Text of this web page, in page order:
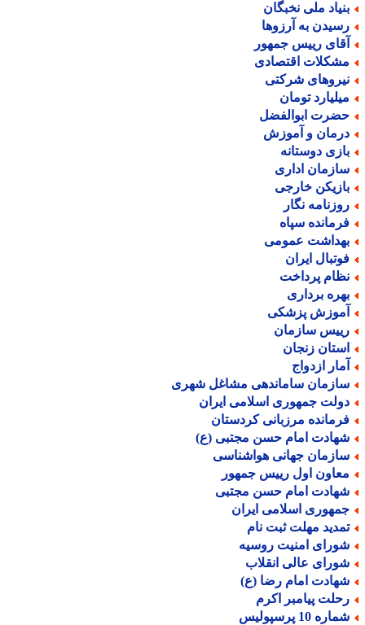
ملی نخبگان
به آرزوها
رییس جمهور
اقتصادی
شرکتی
تومان
ابوالفضل
و آموزش
دوستانه
اداری
خارجی
نگار
سپاه
عمومی
ایران
پرداخت
برداری
پزشکی
سازمان
زنجان
ازدواج
ساماندهی مشاغل شهری
جمهوری اسلامی ایران
مرزبانی کردستان
امام حسن مجتبی (ع)
جهانی هواشناسی
اول رییس جمهور
امام حسن مجتبی
اسلامی ایران
مهلت ثبت نام
امنیت روسیه
عالی انقلاب
امام رضا (ع)
پیامبر اکرم
10 پرسپولیس